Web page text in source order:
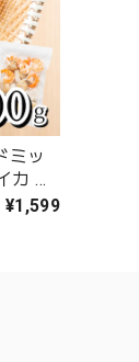
ミッ
カ 各
¥1,599